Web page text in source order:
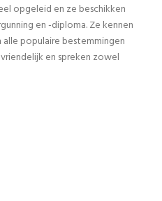
opgeleid en ze beschikken
en -diploma. Ze kennen
populaire bestemmingen
en spreken zowel